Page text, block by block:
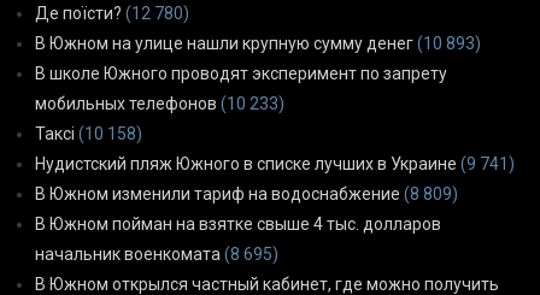
Де поїсти? (12 780)
В Южном на улице нашли крупную сумму денег(10 893)
В школе Южного проводят эксперимент по запрету
мобильных телефонов (10 233)
Таксі (10 158)
Нудистский пляж Южного в списке лучших в Украине (9 741)
В Южном изменили тариф на водоснабжение (8 809)
В Южном пойман на взятке свыше 4 тыс. долларов
начальник военкомата (8 695)
В Южном открылся частный кабинет, где можно получить